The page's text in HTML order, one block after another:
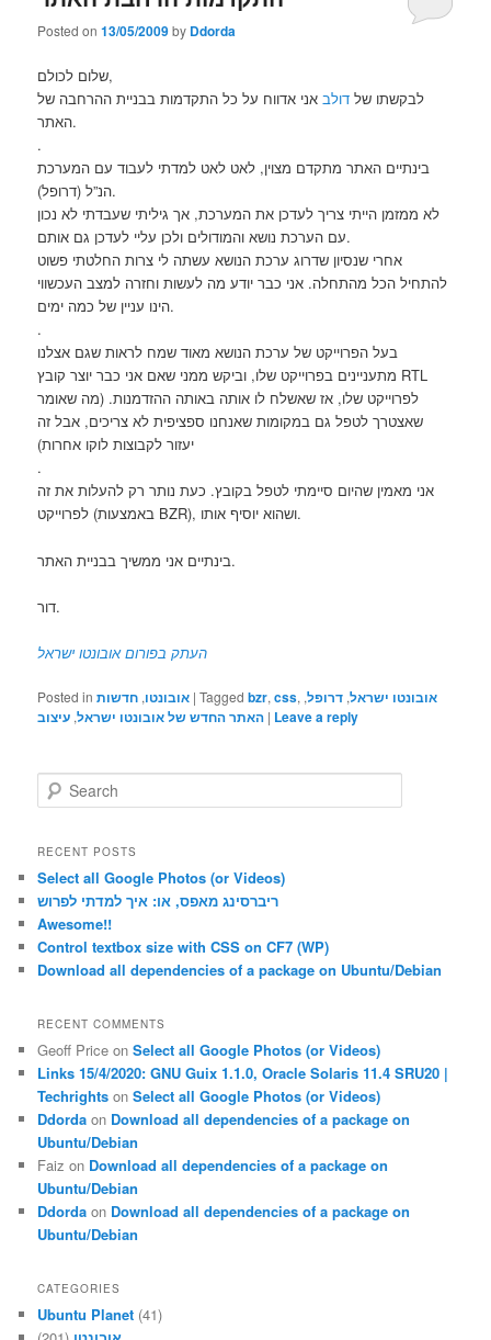
Posted on13/05/2009by Ddorda
שלום לכולם,
לבקשתו של דולבאני אדווח על כל התקדמות בבניית ההרחבה של
האתר.
.
בינתיים האתר מתקדם מצוין, לאט לאט למדתי לעבוד עם המערכת
הנ”ל (דרופל).
לא ממזמן הייתי צריך לעדכן את המערכת, אך גיליתי שעבדתי לא נכון
עם הערכת נושא והמודולים ולכן עליי לעדכן גם אותם.
אחרי שנסיון שדרוג ערכת הנושא עשתה לי צרות החלטתי פשוט
להתחיל הכל מהתחלה. אני כבר יודע מה לעשות וחזרה למצב העכשווי
הינו עניין של כמה ימים.
.
בעל הפרוייקט של ערכת הנושא מאוד שמח לראות שגם אצלנו
מתעניינים בפרוייקט שלו, וביקש ממני שאם אני כבר יוצר קובץ RTL
לפרוייקט שלו, אז שאשלח לו אותה באותה ההזדמנות. (מה שאומר
שאצטרך לטפל גם במקומות שאנחנו ספציפית לא צריכים, אבל זה
יעזור לקבוצות לוקו אחרות)
.
אני מאמין שהיום סיימתי לטפל בקובץ. כעת נותר רק להעלות את זה
לפרוייקט (באמצעות BZR), ושהוא יוסיף אותו.
בינתיים אני ממשיך בבניית האתר.
דור.
העתק בפורום אובונטו ישראל
Posted in אובונטו, חדשות |Tagged bzr,css, אובונטו ישראל, דרופל,
האתר החדש של אובונטו ישראל, עיצוב | Leave a reply
e
r
h
RECENT POSTS
Select all Google Photos (or Videos)
ריברסינג מאפס, או: איך למדתי לפרוש
Awesome!!
Control textbox size with CSS on CF7 (WP)
Download all dependencies of a package on Ubuntu/Debian
RECENT COMMENTS
Geoff Price onSelect all Google Photos (or Videos)
Links 15/4/2020: GNU Guix 1.1.0, Oracle Solaris 11.4 SRU20 |
Techrights onSelect all Google Photos (or Videos)
Ddorda on Download all dependencies of a package on
Ubuntu/Debian
Faiz on Download all dependencies of a package on
Ubuntu/Debian
Ddorda on Download all dependencies of a package on
Ubuntu/Debian
CATEGORIES
Ubuntu Planet (41)